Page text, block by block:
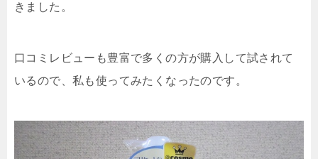
きました。
口コミレビューも豊富で多くの方が購入して試されて
いるので、私も使ってみたくなったのです。